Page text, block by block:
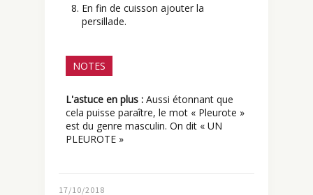
En fin de cuisson ajouter la
persillade.
NOTES
L'astuce en plus : Aussi étonnant que
cela puisse paraître, le mot « Pleurote »
est du genre masculin. On dit « UN
PLEUROTE »
17/10/2018